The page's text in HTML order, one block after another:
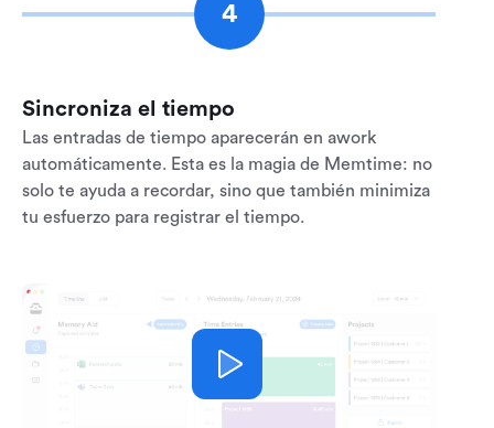
4
Sincroniza el tiempo
Las entradas de tiempo aparecerán en awork
automáticamente. Esta es la magia de Memtime: no
solo te ayuda a recordar, sino que también minimiza
tu esfuerzo para registrar el tiempo.